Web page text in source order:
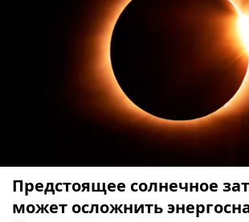
Предстоящее солнечное
может осложнить